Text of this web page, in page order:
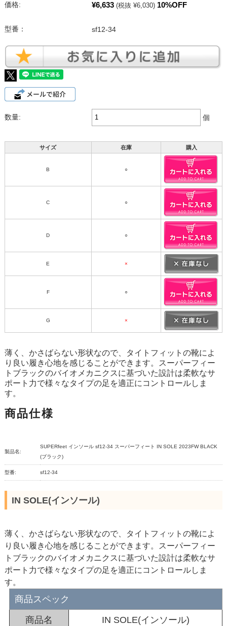
価格:
¥6,633 (税抜 ¥6,030) 10%OFF
型番： sf12-34
数量: 個
サイズ 在庫 購入
B ○
C ○
D ○
E ×
F ○
G ×
薄く、かさばらない形状なので、タイトフィットの靴によ
り良い履き心地を感じることができます。スーパーフィー
トブラックのバイオメカニクスに基づいた設計は柔軟なサ
ポート力で様々なタイプの足を適正にコントロールしま
す。
商品仕様
製品名:
SUPERfeet インソール sf12-34 スーパーフィート IN SOLE 2023FW BLACK
(ブラック)
型番: sf12-34
IN SOLE(インソール)
薄く、かさばらない形状なので、タイトフィットの靴によ
り良い履き心地を感じることができます。スーパーフィー
トブラックのバイオメカニクスに基づいた設計は柔軟なサ
ポート力で様々なタイプの足を適正にコントロールしま
す。
商品スペック
商品名 IN SOLE(インソール)